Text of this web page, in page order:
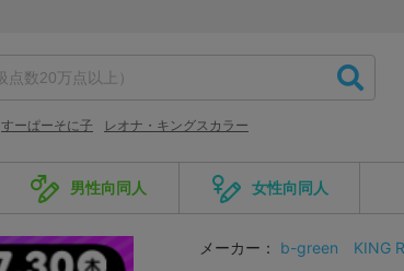
すーぱーそに子 レオナ・キングスカラー
男性向同人 女性向同人
メーカー： b-green
KING